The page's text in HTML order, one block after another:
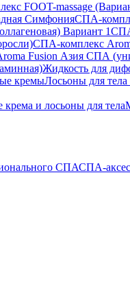
FOOT-massage
СимфонияСПА-
Вариант 1
СПА-комплекс
Fusion Азия СПА
Жидкость для
кремыЛосьоны для тела
и лосьоны для тела
СПАСПА-